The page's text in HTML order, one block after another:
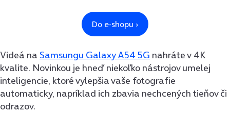
Videá na Samsungu Galaxy A54 5G nahráte v 4K
kvalite. Novinkou je hneď niekoľko nástrojov umelej
inteligencie, ktoré vylepšia vaše fotografie
automaticky, napríklad ich zbavia nechcených tieňov či
odrazov.